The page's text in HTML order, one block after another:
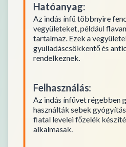
Hatóanyag:
Az indás ínfű többnyire
vegyületeket, például
tartalmaz. Ezek a
gyulladáscsökkentő és
rendelkeznek.
Felhasználás:
Az indás ínfüvet régebben
használták sebek
fiatal levelei főzelék
alkalmasak.